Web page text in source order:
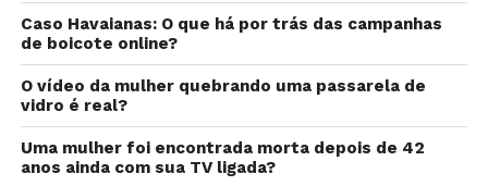
Caso Havaianas: O que há por trás das campanhas
de boicote online?
O vídeo da mulher quebrando uma passarela de
vidro é real?
Uma mulher foi encontrada morta depois de 42
anos ainda com sua TV ligada?